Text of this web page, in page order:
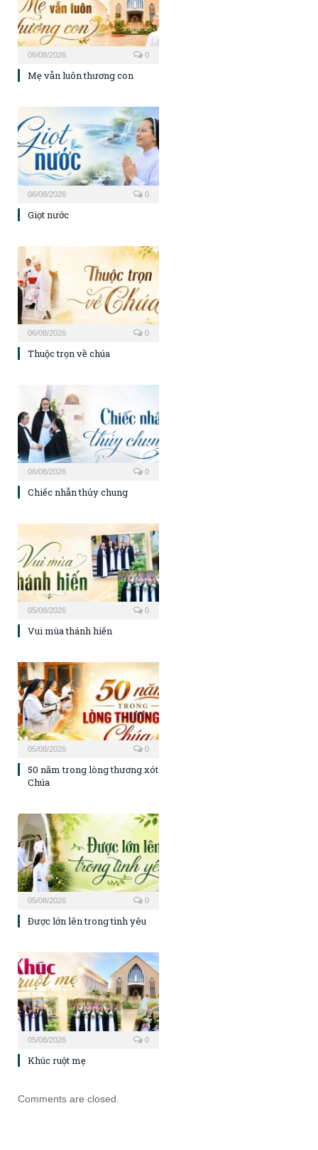
06/08/2026 0
Mẹ vẫn luôn thương con
06/08/2026 0
Giọt nước
06/08/2026 0
Thuộc trọn về chúa
06/08/2026 0
Chiếc nhẫn thủy chung
05/08/2026 0
Vui mùa thánh hiến
05/08/2026 0
50 năm trong lòng thương xót
Chúa
05/08/2026 0
Được lớn lên trong tình yêu
05/08/2026 0
Khúc ruột mẹ
Comments are closed.